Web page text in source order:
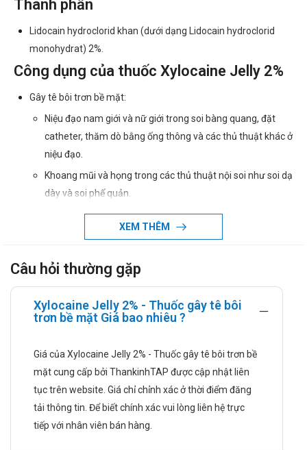
Thành phần
Lidocain hydroclorid khan (dưới dạng Lidocain hydroclorid
monohydrat) 2%.
Công dụng của thuốc Xylocaine Jelly 2%
Gây tê bôi trơn bề mặt:
Niệu đạo nam giới và nữ giới trong soi bàng quang, đặt
catheter, thăm dò bằng ống thông và các thủ thuật khác ở
niệu đạo.
Khoang mũi và họng trong các thủ thuật nội soi như soi dạ
dày và soi phế quản.
Trong soi hậu môn và trực tràng.
đạo. Giảm đau sau khi cắt bao quy đầu ở trẻ em.
Hướng dẫn sử dụng
Trẻ em dưới 12 tuổi, liều sử dụng không vượt quá 6 mg/kg.
Gây tê niệu đạo: Gây tê bề mặt niệu đạo ở nam giới trưởng
thành: Liều cần thiết đủ giảm đau là 20 ml (= 400 mg lidocaine
hydrochloride). Bơm thuốc chậm cho đến khi bệnh nhân có
cảm giác căng hoặc cho đến khi đã bơm được nửa ống thuốc
(10 ml = 200 mg lidocaine hydrochloride). Kẹp vành dương vật
XEM THÊM
Câu hỏi thường gặp
Xylocaine Jelly 2% - Thuốc gây tê bôi
trơn bề mặt Giá bao nhiêu ?
Giá của Xylocaine Jelly 2% - Thuốc gây tê bôi trơn bề
mặt cung cấp bởi ThankinhTAP được cập nhật liên
tục trên website. Giá chỉ chỉnh xác ở thời điểm đăng
tải thông tin. Để biết chính xác vui lòng liên hệ trực
tiếp với nhân viên bán hàng.